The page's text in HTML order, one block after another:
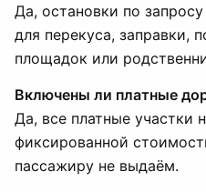
Да, остановки по
для перекуса, заправки,
площадок или
Включены ли платные
Да, все платные участки
фиксированной
пассажиру не выдаём.